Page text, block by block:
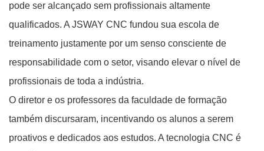
pode ser alcançado sem profissionais altamente
qualificados. A JSWAY CNC fundou sua escola de
treinamento justamente por um senso consciente de
responsabilidade com o setor, visando elevar o nível de
profissionais de toda a indústria.
O diretor e os professores da faculdade de formação
também discursaram, incentivando os alunos a serem
proativos e dedicados aos estudos. A tecnologia CNC é